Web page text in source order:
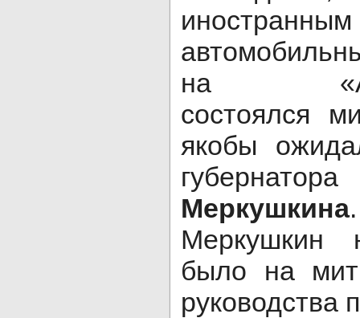
на
состоялся
якобы
Меркушкина
Меркушкин
было на
руководства